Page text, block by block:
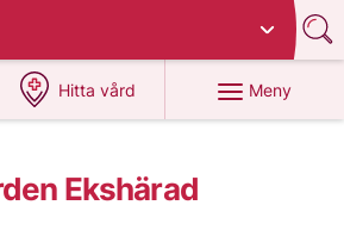
Hitta vård
på 1177.se
Meny
Ekshärad